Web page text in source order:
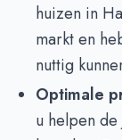
huizen in
markt en
nuttig
Optimale
u helpen